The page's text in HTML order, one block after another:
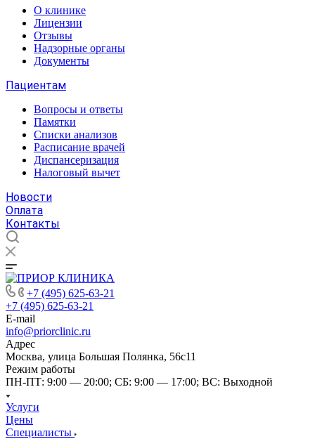
О клинике
Лицензии
Отзывы
Надзорные органы
Документы
Пациентам
Вопросы и ответы
Памятки
Списки анализов
Расписание врачей
Диспансеризация
Налоговый вычет
Новости
Оплата
Контакты
+7 (495) 625-63-21
+7 (495) 625-63-21
E-mail
info@priorclinic.ru
Адрес
Москва, улица Большая Полянка, 56с11
Режим работы
ПН-ПТ: 9:00 — 20:00; СБ: 9:00 — 17:00; ВС: Выходной
Услуги
Цены
Специалисты